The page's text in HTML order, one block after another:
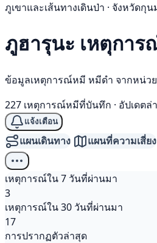
ภูเขาและเส้นทางเดินป่า · จังหวัดกุน
ภูฮารุนะ เหตุการ
ข้อมูลเหตุการณ์หมี หมีดำ จากหน่ว
227 เหตุการณ์หมีที่บันทึก · อัปเดตล่
แจ้งเตือน
แผนเดินทาง แผนที่ความเสี่ยง
เหตุการณ์ใน 7 วันที่ผ่านมา
3
เหตุการณ์ใน 30 วันที่ผ่านมา
17
การปรากฏตัวล่าสุด